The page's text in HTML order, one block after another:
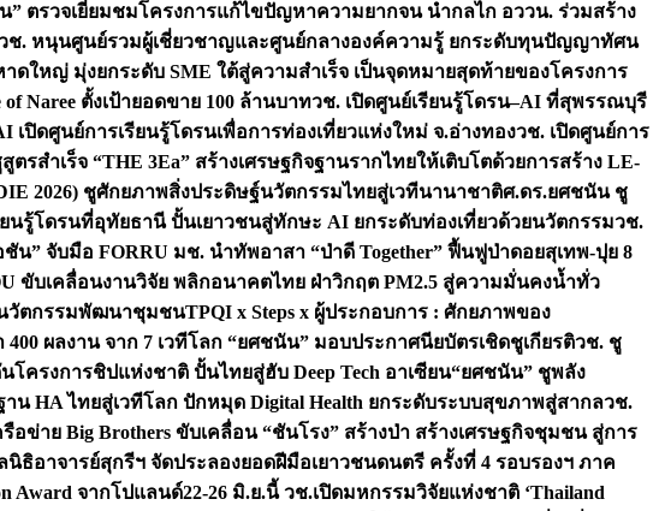
” ตรวจเยี่ยมชมโครงการแก้ไขปัญหาความยากจน นำกลไก อววน. ร่วมสร้าง
วช. หนุนศูนย์รวมผู้เชี่ยวชาญและศูนย์กลางองค์ความรู้ ยกระดับทุนปัญญาทัศน
ดใหญ่ มุ่งยกระดับ SME ใต้สู่ความสำเร็จ เป็นจุดหมายสุดท้ายของโครงการ
Naree ตั้งเป้ายอดขาย 100 ล้านบาทวช. เปิดศูนย์เรียนรู้โดรน–AI ที่สุพรรณบุรี
เปิดศูนย์การเรียนรู้โดรนเพื่อการท่องเที่ยวแห่งใหม่ จ.อ่างทองวช. เปิดศูนย์การ
ตรสำเร็จ “THE 3Ea” สร้างเศรษฐกิจฐานรากไทยให้เติบโตด้วยการสร้าง LE-
2026) ชูศักยภาพสิ่งประดิษฐ์นวัตกรรมไทยสู่เวทีนานาชาติศ.ดร.ยศชนัน ชู
ยนรู้โดรนที่อุทัยธานี ปั้นเยาวชนสู่ทักษะ AI ยกระดับท่องเที่ยวด้วยนวัตกรรมวช.
ชัน” จับมือ FORRU มช. นำทัพอาสา “ป่าดี Together” ฟื้นฟูป่าดอยสุเทพ-ปุย 8
ขับเคลื่อนงานวิจัย พลิกอนาคตไทย ฝ่าวิกฤต PM2.5 สู่ความมั่นคงน้ำทั่ว
นวัตกรรมพัฒนาชุมชนTPQI x Steps x ผู้ประกอบการ : ศักยภาพของ
ผลงาน จาก 7 เวทีโลก “ยศชนัน” มอบประกาศนียบัตรเชิดชูเกียรติวช. ชู
โครงการชิปแห่งชาติ ปั้นไทยสู่ฮับ Deep Tech อาเซียน“ยศชนัน” ชูพลัง
น HA ไทยสู่เวทีโลก ปักหมุด Digital Health ยกระดับระบบสุขภาพสู่สากลวช.
อข่าย Big Brothers ขับเคลื่อน “ชันโรง” สร้างป่า สร้างเศรษฐกิจชุมชน สู่การ
ธิอาจารย์สุกรีฯ จัดประลองยอดฝีมือเยาวชนดนตรี ครั้งที่ 4 รอบรองฯ ภาค
Award จากโปแลนด์22-26 มิ.ย.นี้ วช.เปิดมหกรรมวิจัยแห่งชาติ ‘Thailand